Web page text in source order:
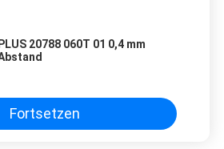
PLUS 20788 060T 01 0,4 mm
Fortsetzen